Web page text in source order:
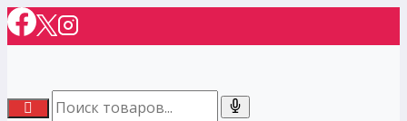
Перейти
к